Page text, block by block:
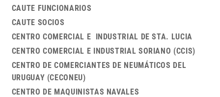
CAUTE FUNCIONARIOS
CAUTE SOCIOS
CENTRO COMERCIAL E INDUSTRIAL DE STA. LUCIA
CENTRO COMERCIAL E INDUSTRIAL SORIANO (CCIS)
CENTRO DE COMERCIANTES DE NEUMÁTICOS DEL
URUGUAY (CECONEU)
CENTRO DE MAQUINISTAS NAVALES